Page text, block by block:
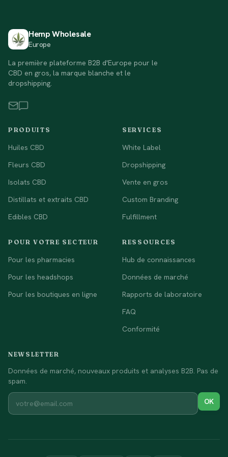
Hemp Wholesale
Europe
La première plateforme B2B d'Europe pour le
CBD en gros, la marque blanche et le
dropshipping.
PRODUITS
Huiles CBD
Fleurs CBD
Isolats CBD
Distillats et extraits CBD
Edibles CBD
SERVICES
White Label
Dropshipping
Vente en gros
Custom Branding
Fulfillment
POUR VOTRE SECTEUR
Pour les pharmacies
Pour les headshops
Pour les boutiques en ligne
RESSOURCES
Hub de connaissances
Données de marché
Rapports de laboratoire
FAQ
Conformité
NEWSLETTER
Données de marché, nouveaux produits et analyses B2B. Pas de
spam.
OK